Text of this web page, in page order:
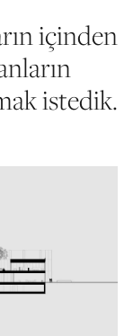
içinden
istedik.